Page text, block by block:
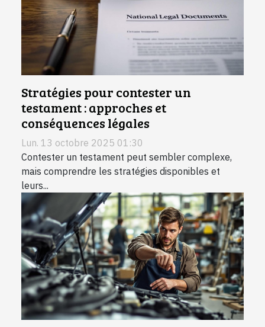
Stratégies pour contester un
testament : approches et
conséquences légales
Lun. 13 octobre 2025 01:30
Contester un testament peut sembler complexe,
mais comprendre les stratégies disponibles et
leurs...